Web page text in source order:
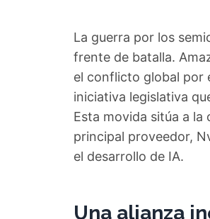
La guerra por los
frente de batalla.
el conflicto global por
iniciativa legislativa
Esta movida sitúa a
principal proveedor,
el desarrollo de IA.
Una alianza